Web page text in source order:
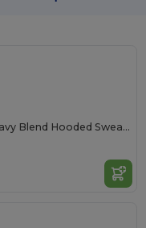
Πολυτελής Unisex Heavy Blend Hooded Sweatshirt